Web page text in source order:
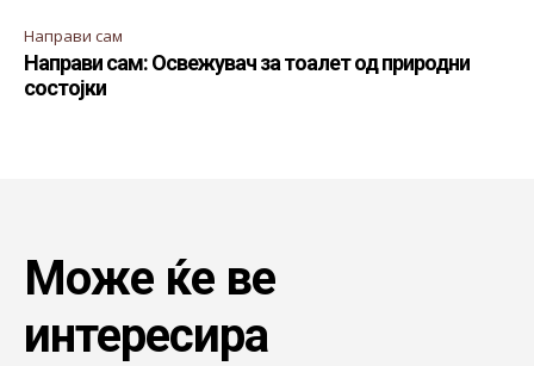
Направи сам
Направи сам: Освежувач за тоалет од природни
состојки
Може ќе ве
интересира